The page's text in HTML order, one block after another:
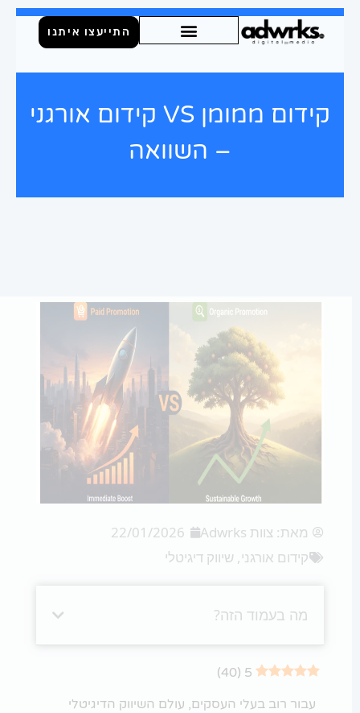
התייעצו איתנו
קידום ממומן VS קידום אורגני
– השוואה
מאת:צוות Adwrks
22/01/2026
קידום אורגני,שיווק דיגיטלי
מה בעמוד הזה?
5
(
40
)
עבור רוב בעלי העסקים, עולם השיווק הדיגיטלי